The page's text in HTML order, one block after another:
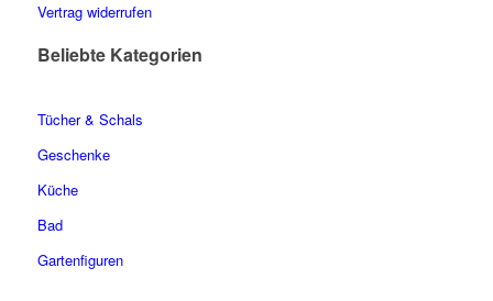
Vertrag widerrufen
Beliebte Kategorien
Tücher & Schals
Geschenke
Küche
Bad
Gartenfiguren